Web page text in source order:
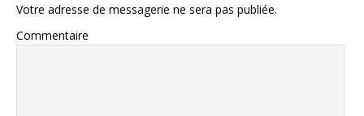
Votre adresse de messagerie ne sera pas publiée.
Commentaire